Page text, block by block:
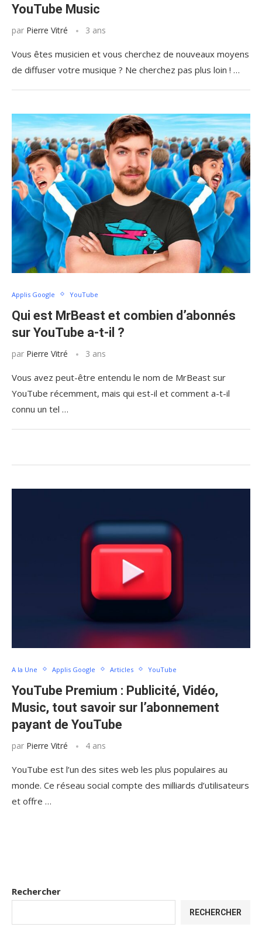
YouTube Music
par Pierre Vitré 3 ans
Vous êtes musicien et vous cherchez de nouveaux moyens
de diffuser votre musique ? Ne cherchez pas plus loin ! …
Applis Google YouTube
Qui est MrBeast et combien d’abonnés
sur YouTube a-t-il ?
par Pierre Vitré 3 ans
Vous avez peut-être entendu le nom de MrBeast sur
YouTube récemment, mais qui est-il et comment a-t-il
connu un tel …
A la Une Applis Google Articles YouTube
YouTube Premium : Publicité, Vidéo,
Music, tout savoir sur l’abonnement
payant de YouTube
par Pierre Vitré 4 ans
YouTube est l’un des sites web les plus populaires au
monde. Ce réseau social compte des milliards d’utilisateurs
et offre …
Rechercher
RECHERCHER